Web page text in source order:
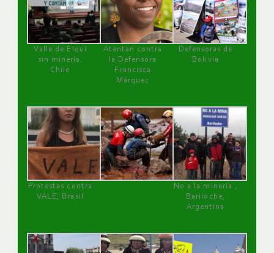
Valle de Elqui
sin minería.
Chile
Atentan contra
la Defensora
Francisca
Márquez
Defensoras de
Bolivia
Protestas contra
VALE, Brasil
No a la minería ,
Bariloche,
Argentina